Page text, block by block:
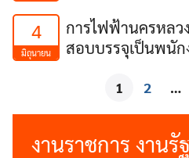
4
มิถุนายน
การไฟฟ้านครหลว
สอบบรรจุเป็นพนัก
1 2 …
งานราชการ งานรั